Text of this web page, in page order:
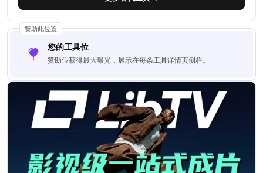
赞助此位置
您的工具位
赞助位获得最大曝光，展示在每条工具详情页侧栏。